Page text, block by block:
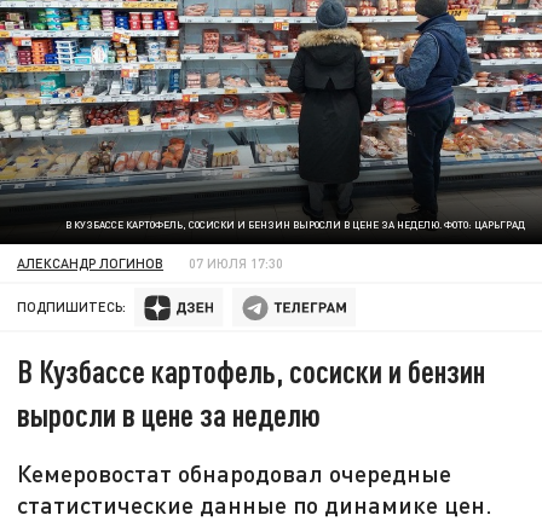
В КУЗБАССЕ КАРТОФЕЛЬ, СОСИСКИ И БЕНЗИН ВЫРОСЛИ В ЦЕНЕ ЗА НЕДЕЛЮ. ФОТО: ЦАРЬГРАД
АЛЕКСАНДР ЛОГИНОВ 07 ИЮЛЯ 17:30
ПОДПИШИТЕСЬ:
В Кузбассе картофель, сосиски и бензин
выросли в цене за неделю
Кемеровостат обнародовал очередные
статистические данные по динамике цен.